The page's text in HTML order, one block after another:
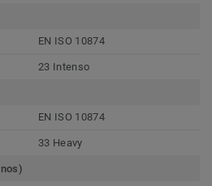
EN ISO 10874
23 Intenso
EN ISO 10874
33 Heavy